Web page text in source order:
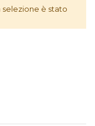
è stato